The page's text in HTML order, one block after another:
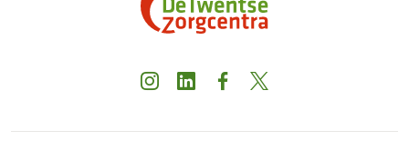
InstagramLinkedInFacebook
X